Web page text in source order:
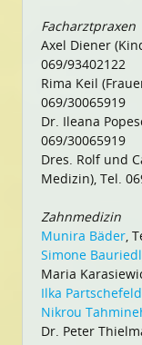
Facharztpraxen
Axel Diener
069/93402122
Rima Keil
069/30065919
Dr. Ileana
069/30065919
Dres. Rolf und
Medizin), Tel.
Zahnmedizin
Munira Bäder,
Simone Bauriedl
Maria
Ilka Partschefeld
Nikrou
Dr. Peter